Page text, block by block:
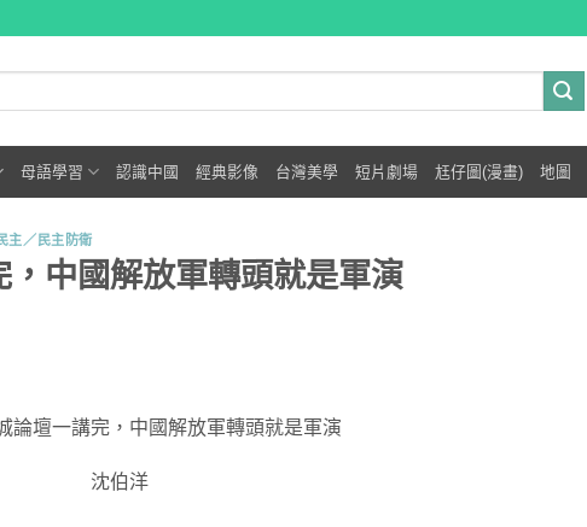
母語學習 認識中國 經典影像 台灣美學 短片劇場 尪仔圖(漫畫) 地圖
主／民主防衛
中國解放軍轉頭就是軍演
論壇一講完，中國解放軍轉頭就是軍演
沈伯洋